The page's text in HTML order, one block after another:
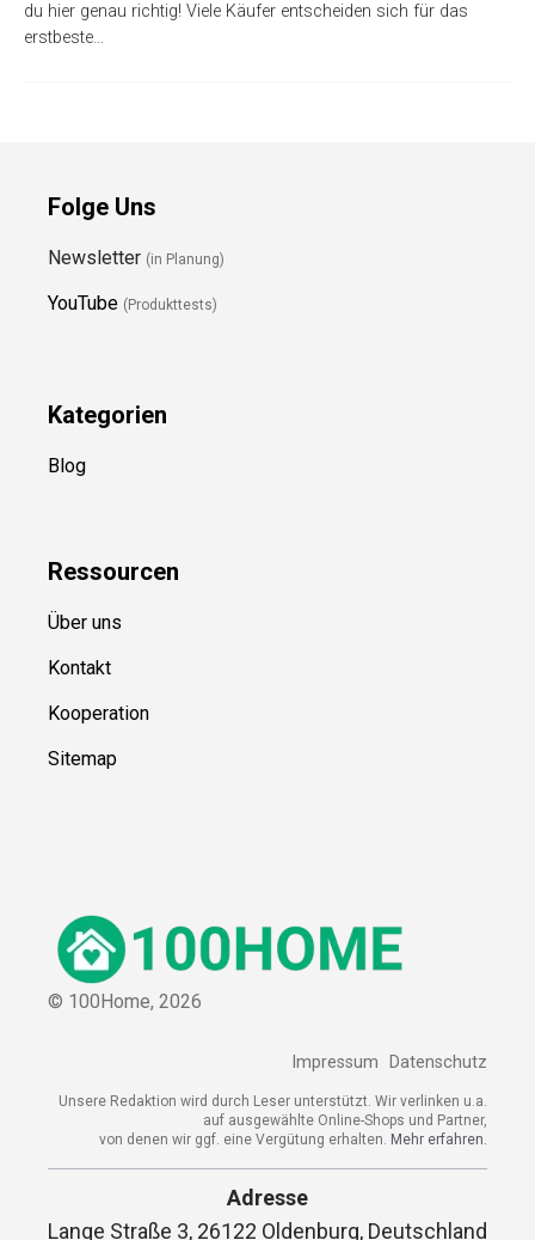
du hier genau richtig! Viele Käufer entscheiden sich für das
erstbeste…
Folge Uns
Newsletter (in Planung)
YouTube (Produkttests)
Kategorien
Blog
Ressourcen
Über uns
Kontakt
Kooperation
Sitemap
© 100Home, 2026
Impressum Datenschutz
Unsere Redaktion wird durch Leser unterstützt. Wir verlinken u.a.
auf ausgewählte Online-Shops und Partner,
von denen wir ggf. eine Vergütung erhalten. Mehr erfahren.
Adresse
Lange Straße 3, 26122 Oldenburg, Deutschland